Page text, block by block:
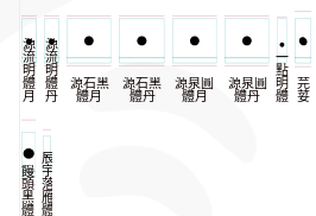
源
流
明
體
月
源
流
明
體
丹
源石黑
體月
源石黑
體丹
源泉圓
體月
源泉圓
體丹
一
點
明
體
芫
荽
饅
頭
黑
體
辰
宇
落
雁
體